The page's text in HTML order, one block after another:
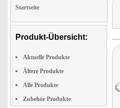
Startseite
Produkt-Übersicht:
Aktuelle Produkte
Ältere Produkte
Alle Produkte
Zubehör Produkte